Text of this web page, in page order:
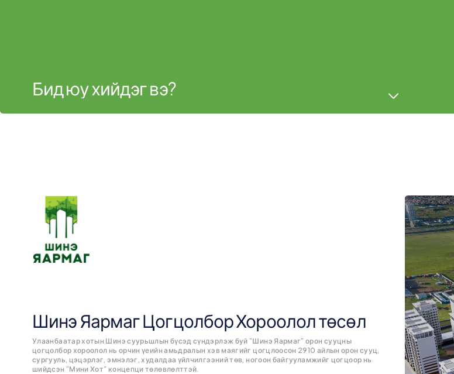
Бид юу хийдэг вэ?
Шинэ Яармаг Цогцолбор Хороолол төсөл
Улаанбаатар хотын Шинэ суурьшлын бүсэд сүндэрлэж буй “Шинэ Яармаг” орон сууцны
цогцолбор хороолол нь орчин үеийн амьдралын хэв маягийг цогцлоосон 2910 айлын орон сууц,
сургууль, цэцэрлэг, эмнэлэг, худалдаа үйлчилгээний төв, ногоон байгууламжийг цогцоор нь
шийдсэн “Мини Хот” концепци төлөвлөлттэй.